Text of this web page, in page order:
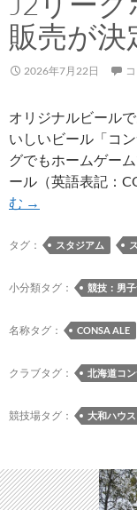
ピ
ッ
チ
練
見
学
の
参
募
集
販売が決
2026年7月22日
オリジナルビール
いしいビール「コ
グでもホームゲー
ール（英語表記：
む コ
サ
ー
だ
の
ち
お
い
→
タグ： スタジアム
小分類タグ： 競技：男
名称タグ： CONSA ALE
クラブタグ： 北海道コ
競技場タグ： 大和ハウ